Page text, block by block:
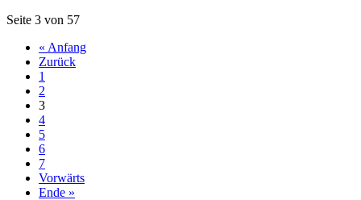
Seite 3 von 57
« Anfang
Zurück
1
2
3
4
5
6
7
Vorwärts
Ende »